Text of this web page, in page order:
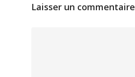
Laisser un commentaire